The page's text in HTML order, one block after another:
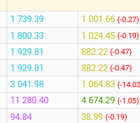
1 739.39
1 800.33
1 929.81
1 929.81
3 041.98
11 280.40
94.84
1 001.66 (-0.27)
1 024.45 (-0.19)
882.22 (-0.47)
882.22 (-0.47)
1 064.83 (-
4 674.29 (-1.05)
38.99 (-0.19)